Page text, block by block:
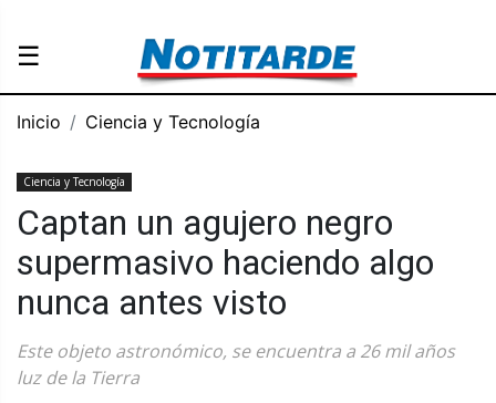
☰
Inicio Ciencia y Tecnología
Ciencia y Tecnología
Captan un agujero negro
supermasivo haciendo algo
nunca antes visto
Este objeto astronómico, se encuentra a 26 mil años
luz de la Tierra